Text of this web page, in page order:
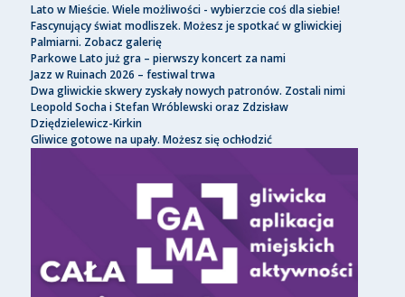
Lato w Mieście. Wiele możliwości - wybierzcie coś dla siebie!
Fascynujący świat modliszek. Możesz je spotkać w gliwickiej
Palmiarni. Zobacz galerię
Parkowe Lato już gra – pierwszy koncert za nami
Jazz w Ruinach 2026 – festiwal trwa
Dwa gliwickie skwery zyskały nowych patronów. Zostali nimi
Leopold Socha i Stefan Wróblewski oraz Zdzisław
Dziędzielewicz-Kirkin
Gliwice gotowe na upały. Możesz się ochłodzić